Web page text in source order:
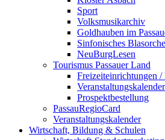
Sport
Volksmusikarchiv
Goldhauben im
Sinfonisches
NeuBurgLesen
Tourismus Passauer Land
Freizeiteinrichtungen /
Veranstaltungskalender
Prospektbestellung
PassauRegioCard
Veranstaltungskalender
Wirtschaft, Bildung & Schulen